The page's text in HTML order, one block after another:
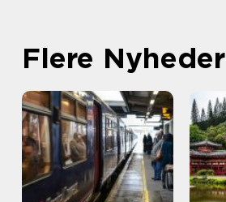
Flere Nyheder